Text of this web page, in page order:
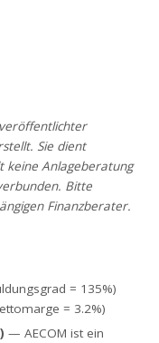
Sie dient
keine Anlageberatung
Bitte
Finanzberater.
= 135%)
= 3.2%)
— AECOM ist ein